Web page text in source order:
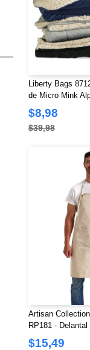
Liberty Bags
de Micro Mink
$8,98
$39,98
Artisan
RP181 -
Choice
$15,49